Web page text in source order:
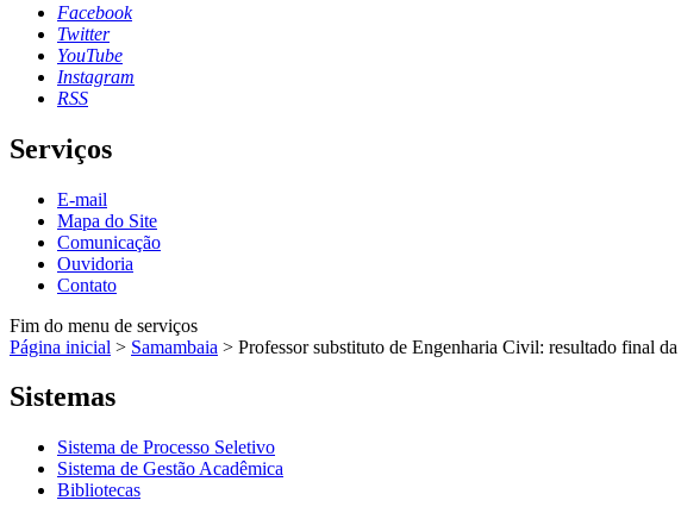
Facebook
Twitter
YouTube
Instagram
RSS
Serviços
E-mail
Mapa do Site
Comunicação
Ouvidoria
Contato
Fim do menu de serviços
Página inicial > Samambaia > Professor substituto de Engenharia Civil: resultado final
Sistemas
Sistema de Processo Seletivo
Sistema de Gestão Acadêmica
Bibliotecas